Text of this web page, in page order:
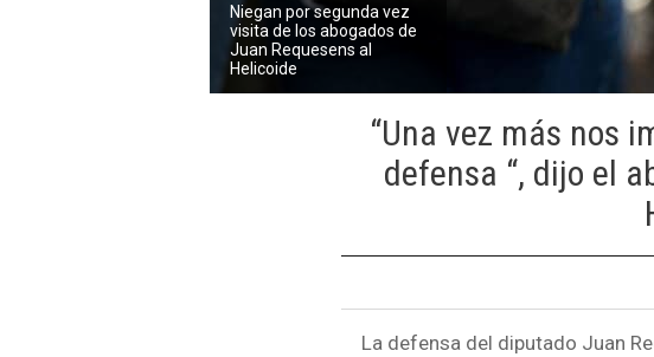
Niegan por segunda vez
visita de los abogados de
Juan Requesens al
Helicoide
“Una vez más nos
defensa “, dijo el
La defensa del diputado Juan